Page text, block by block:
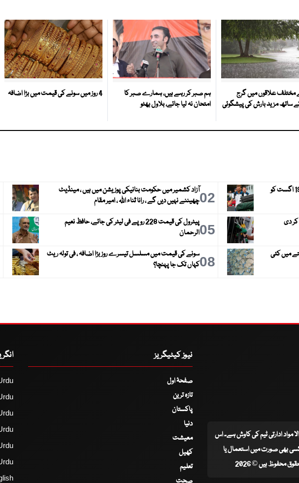
علاقوں میں گرج
مزید بارش کی پیشگوئی
ہم صبر کر رہے ہیں، ہمارے صبر کا
امتحان نہ لیا جائے، بلاول بھٹو
4 روز میں سونے کی قیمت میں بڑا اضافہ
کیریبین پریمیئر لیگ ، قومی کرکٹرز کو این او سی 19 اگست کو
02آزاد کشمیر میں حکومت بنانیکی پوزیشن میں ہیں ، مینڈیٹ
چھیننے نہیں دیں گے ، رانا ثناء اللہ ، امیر مقام
دی 05
پیٹرول کی قیمت 228 روپے فی لیٹر کی جائے، حافظ نعیم
الرحمان
میں کئی
08سونے کی قیمت میں مسلسل تیسرے روز بڑا اضافہ ، فی تولہ ریٹ
کہاں تک جا پہنچا؟
مواد ادارتی ٹیم کی کاوش ہے۔ اس
بھی صورت میں استعمال یا
محفوظ ہیں © 2026
نیوز کیٹیگریز
صفحۂ اول
تازہ ترین
پاکستان
دنیا
معیشت
کھیل
تعلیم